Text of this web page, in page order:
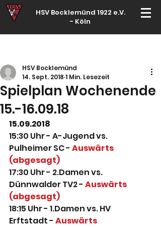
HSV Bocklemünd 1922 e.V.
- Köln
Spielplan Wochenende
15.-16.09.18
HSV Bocklemünd
14. Sept. 2018 1 Min. Lesezeit
15.09.2018
15:30 Uhr - A-Jugend vs.
Pulheimer SC - Auswärts
(abgesagt)
17:30 Uhr - 2.Damen vs.
Dünnwalder TV2 - Auswärts
(abgesagt)
18:15 Uhr - 1.Damen vs. HV
Erftstadt - Auswärts